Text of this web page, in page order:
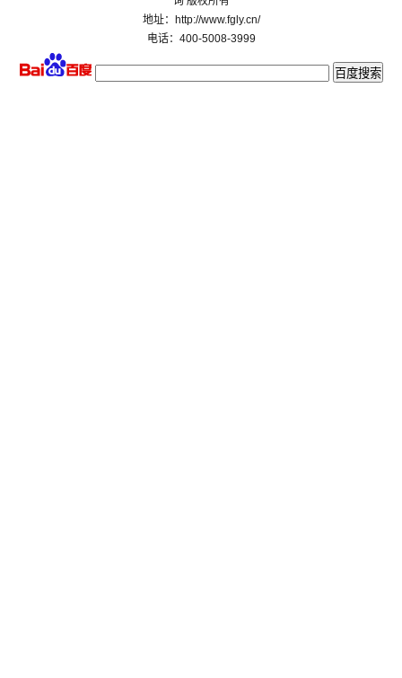
地址：http://www.fgly.cn/
电话：400-5008-3999